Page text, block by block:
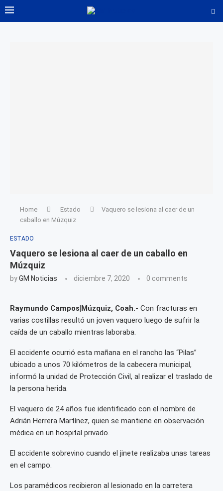
Home Estado
Vaquero se lesiona al caer de un
caballo en Múzquiz
ESTADO
Vaquero se lesiona al caer de un caballo en
Múzquiz
byGM Noticias diciembre 7, 2020 0 comments
Raymundo Campos|Múzquiz, Coah.- Con fracturas en
varias costillas resultó un joven vaquero luego de sufrir la
caída de un caballo mientras laboraba.
El accidente ocurrió esta mañana en el rancho las “Pilas”
ubicado a unos 70 kilómetros de la cabecera municipal,
informó la unidad de Protección Civil, al realizar el traslado de
la persona herida.
El vaquero de 24 años fue identificado con el nombre de
Adrián Herrera Martínez, quien se mantiene en observación
médica en un hospital privado.
El accidente sobrevino cuando el jinete realizaba unas tareas
en el campo.
Los paramédicos recibieron al lesionado en la carretera